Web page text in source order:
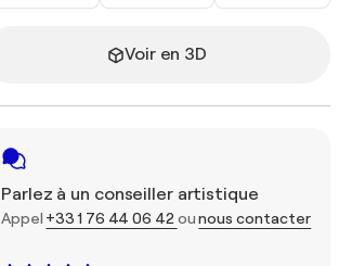
Voir en 3D
Parlez à un conseiller artistique
Appel +33 1 76 44 06 42 ounous contacter